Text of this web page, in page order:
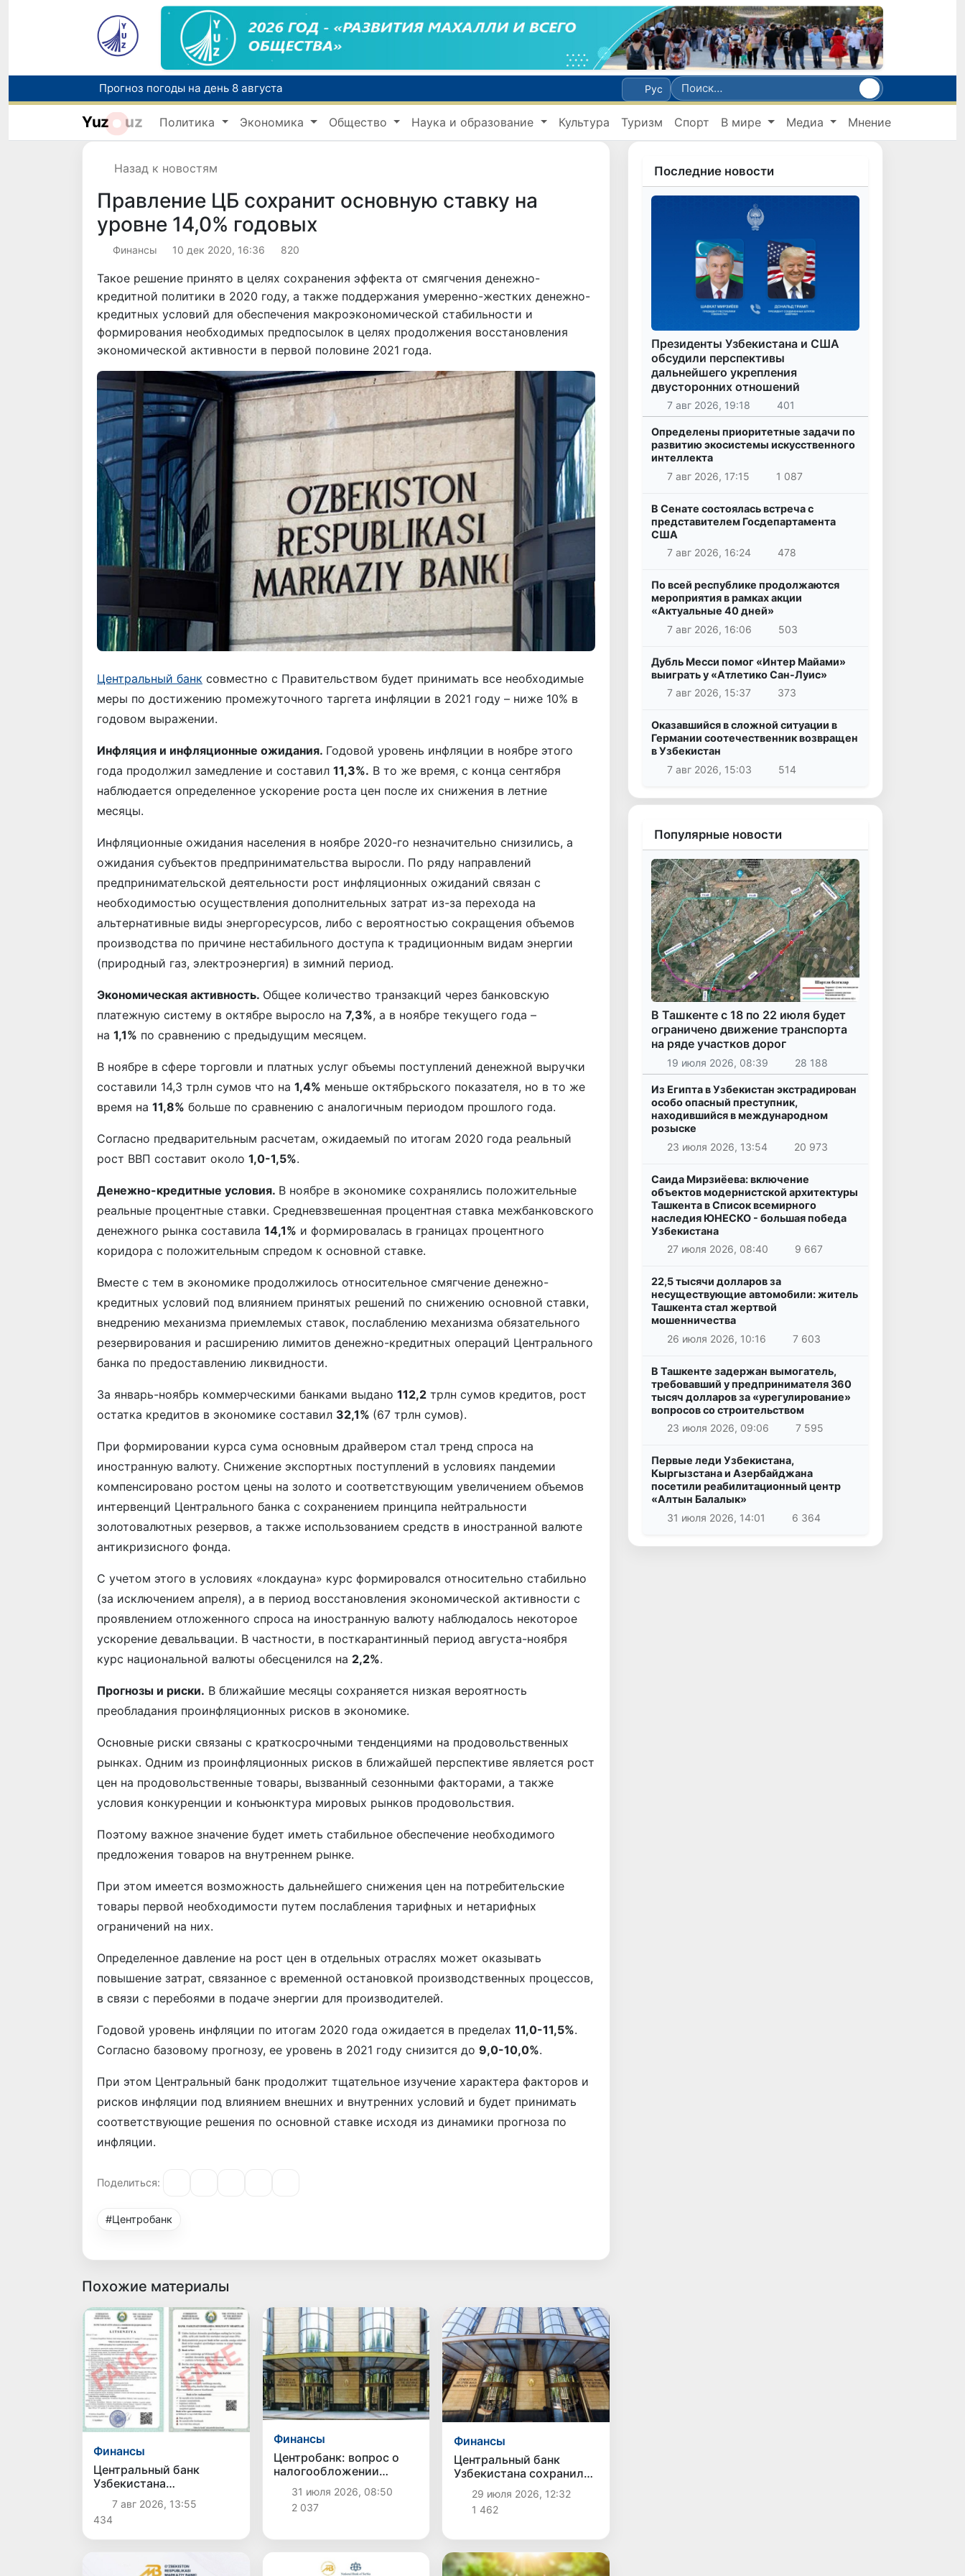
Прогноз погоды на день 8 августа
В Сенате состоялась встреча с представителем Госдепартамента США
По всей республике продолжаются мероприятия в рамках акции «Актуальные 40 дней»
Рус
Yuz uz Политика Экономика Общество Наука и образование Культура Туризм Спорт В мире Медиа Мнение
Назад к новостям
Правление ЦБ сохранит основную ставку на
уровне 14,0% годовых
Финансы 10 дек 2020, 16:36 820
Такое решение принято в целях сохранения эффекта от смягчения денежно-
кредитной политики в 2020 году, а также поддержания умеренно-жестких денежно-
кредитных условий для обеспечения макроэкономической стабильности и
формирования необходимых предпосылок в целях продолжения восстановления
экономической активности в первой половине 2021 года.
Центральный банк совместно с Правительством будет принимать все необходимые
меры по достижению промежуточного таргета инфляции в 2021 году – ниже 10% в
годовом выражении.
Инфляция и инфляционные ожидания. Годовой уровень инфляции в ноябре этого
года продолжил замедление и составил 11,3%. В то же время, с конца сентября
наблюдается определенное ускорение роста цен после их снижения в летние
месяцы.
Инфляционные ожидания населения в ноябре 2020-го незначительно снизились, а
ожидания субъектов предпринимательства выросли. По ряду направлений
предпринимательской деятельности рост инфляционных ожиданий связан с
необходимостью осуществления дополнительных затрат из-за перехода на
альтернативные виды энергоресурсов, либо с вероятностью сокращения объемов
производства по причине нестабильного доступа к традиционным видам энергии
(природный газ, электроэнергия) в зимний период.
Экономическая активность. Общее количество транзакций через банковскую
платежную систему в октябре выросло на 7,3%, а в ноябре текущего года –
на 1,1% по сравнению с предыдущим месяцем.
В ноябре в сфере торговли и платных услуг объемы поступлений денежной выручки
составили 14,3 трлн сумов что на 1,4% меньше октябрьского показателя, но в то же
время на 11,8% больше по сравнению с аналогичным периодом прошлого года.
Согласно предварительным расчетам, ожидаемый по итогам 2020 года реальный
рост ВВП составит около 1,0-1,5%.
Денежно-кредитные условия. В ноябре в экономике сохранялись положительные
реальные процентные ставки. Средневзвешенная процентная ставка межбанковского
денежного рынка составила 14,1% и формировалась в границах процентного
коридора с положительным спредом к основной ставке.
Вместе с тем в экономике продолжилось относительное смягчение денежно-
кредитных условий под влиянием принятых решений по снижению основной ставки,
внедрению механизма приемлемых ставок, послаблению механизма обязательного
резервирования и расширению лимитов денежно-кредитных операций Центрального
банка по предоставлению ликвидности.
За январь-ноябрь коммерческими банками выдано 112,2 трлн сумов кредитов, рост
остатка кредитов в экономике составил 32,1% (67 трлн сумов).
При формировании курса сума основным драйвером стал тренд спроса на
иностранную валюту. Снижение экспортных поступлений в условиях пандемии
компенсировано ростом цены на золото и соответствующим увеличением объемов
интервенций Центрального банка с сохранением принципа нейтральности
золотовалютных резервов, а также использованием средств в иностранной валюте
антикризисного фонда.
С учетом этого в условиях «локдауна» курс формировался относительно стабильно
(за исключением апреля), а в период восстановления экономической активности с
проявлением отложенного спроса на иностранную валюту наблюдалось некоторое
ускорение девальвации. В частности, в посткарантинный период августа-ноября
курс национальной валюты обесценился на 2,2%.
Прогнозы и риски. В ближайшие месяцы сохраняется низкая вероятность
преобладания проинфляционных рисков в экономике.
Основные риски связаны с краткосрочными тенденциями на продовольственных
рынках. Одним из проинфляционных рисков в ближайшей перспективе является рост
цен на продовольственные товары, вызванный сезонными факторами, а также
условия конкуренции и конъюнктура мировых рынков продовольствия.
Поэтому важное значение будет иметь стабильное обеспечение необходимого
предложения товаров на внутреннем рынке.
При этом имеется возможность дальнейшего снижения цен на потребительские
товары первой необходимости путем послабления тарифных и нетарифных
ограничений на них.
Определенное давление на рост цен в отдельных отраслях может оказывать
повышение затрат, связанное с временной остановкой производственных процессов,
в связи с перебоями в подаче энергии для производителей.
Годовой уровень инфляции по итогам 2020 года ожидается в пределах 11,0-11,5%.
Согласно базовому прогнозу, ее уровень в 2021 году снизится до 9,0-10,0%.
При этом Центральный банк продолжит тщательное изучение характера факторов и
рисков инфляции под влиянием внешних и внутренних условий и будет принимать
соответствующие решения по основной ставке исходя из динамики прогноза по
инфляции.
Поделиться:
#Центробанк
Похожие материалы
Финансы
Центральный банк
Узбекистана
предупредил о
распространении
поддельной лицензии
несуществующего банка
7 авг 2026, 13:55
434
Финансы
Центробанк: вопрос о
налогообложении
процентов по
банковским вкладам не
является официальной
31 июля 2026, 08:50
2 037
Финансы
Центральный банк
Узбекистана сохранил
основную ставку на
уровне 14% годовых
29 июля 2026, 12:32
1 462
Последние новости
Президенты Узбекистана и США
обсудили перспективы
дальнейшего укрепления
двусторонних отношений
7 авг 2026, 19:18 401
Определены приоритетные задачи по
развитию экосистемы искусственного
интеллекта
7 авг 2026, 17:15
1 087
В Сенате состоялась встреча с
представителем Госдепартамента
США
7 авг 2026, 16:24
478
По всей республике продолжаются
мероприятия в рамках акции
«Актуальные 40 дней»
7 авг 2026, 16:06
503
Дубль Месси помог «Интер Майами»
выиграть у «Атлетико Сан-Луис»
7 авг 2026, 15:37
373
Оказавшийся в сложной ситуации в
Германии соотечественник возвращен
в Узбекистан
7 авг 2026, 15:03
514
Популярные новости
В Ташкенте с 18 по 22 июля будет
ограничено движение транспорта
на ряде участков дорог
19 июля 2026, 08:39 28 188
Из Египта в Узбекистан экстрадирован
особо опасный преступник,
находившийся в международном
розыске
23 июля 2026, 13:54
20 973
Саида Мирзиёева: включение
объектов модернистской архитектуры
Ташкента в Список всемирного
наследия ЮНЕСКО - большая победа
Узбекистана
27 июля 2026, 08:40
9 667
22,5 тысячи долларов за
несуществующие автомобили: житель
Ташкента стал жертвой
мошенничества
26 июля 2026, 10:16
7 603
В Ташкенте задержан вымогатель,
требовавший у предпринимателя 360
тысяч долларов за «урегулирование»
вопросов со строительством
23 июля 2026, 09:06
7 595
Первые леди Узбекистана,
Кыргызстана и Азербайджана
посетили реабилитационный центр
«Алтын Балалык»
31 июля 2026, 14:01
6 364